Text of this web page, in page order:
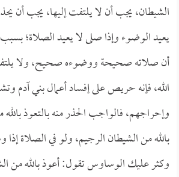
الشيطان، يجب أن لا يلتفت إليها، يجب أن
يعيد الوضوء وإذا صلى لا يعيد الصلاة؛
أن صلاته صحيحة ووضوءه صحيح، ولا
الله، فإنه حريص على إفساد أعمال بني آدم
وإحراجهم، فالواجب الحذر منه بالتعوذ
بالله من الشيطان الرجيم، ولو في الصلاة
وكثر عليك الوساوس تقول: أعوذ بالله من